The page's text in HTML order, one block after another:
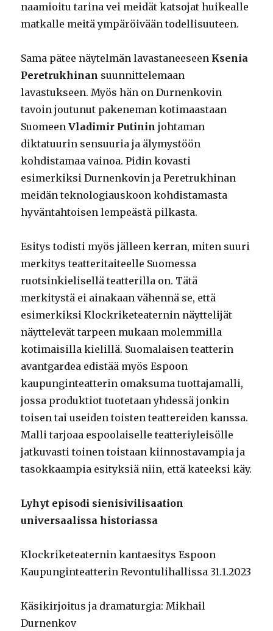
naamioitu tarina vei meidät katsojat huikealle
matkalle meitä ympäröivään todellisuuteen.
Sama pätee näytelmän lavastaneeseen Ksenia
Peretrukhinan suunnittelemaan
lavastukseen. Myös hän on Durnenkovin
tavoin joutunut pakeneman kotimaastaan
SuomeenVladimir Putinin johtaman
diktatuurin sensuuria ja älymystöön
kohdistamaa vainoa. Pidin kovasti
esimerkiksi Durnenkovin ja Peretrukhinan
meidän teknologiauskoon kohdistamasta
hyväntahtoisen lempeästä pilkasta.
Esitys todisti myös jälleen kerran, miten suuri
merkitys teatteritaiteelle Suomessa
ruotsinkielisellä teatterilla on. Tätä
merkitystä ei ainakaan vähennä se, että
esimerkiksi Klockriketeaternin näyttelijät
näyttelevät tarpeen mukaan molemmilla
kotimaisilla kielillä. Suomalaisen teatterin
avantgardea edistää myös Espoon
kaupunginteatterin omaksuma tuottajamalli,
jossa produktiot tuotetaan yhdessä jonkin
toisen tai useiden toisten teattereiden kanssa.
Malli tarjoaa espoolaiselle teatteriyleisölle
jatkuvasti toinen toistaan kiinnostavampia ja
tasokkaampia esityksiä niin, että kateeksi käy.
Lyhyt episodi sienisivilisaation
universaalissa historiassa
Klockriketeaternin kantaesitys Espoon
Kaupunginteatterin Revontulihallissa 31.1.2023
Käsikirjoitus ja dramaturgia: Mikhail
Durnenkov